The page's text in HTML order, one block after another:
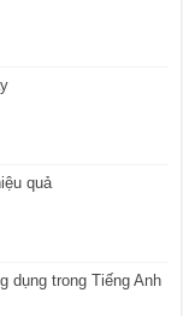
quả
dụng trong Tiếng Anh